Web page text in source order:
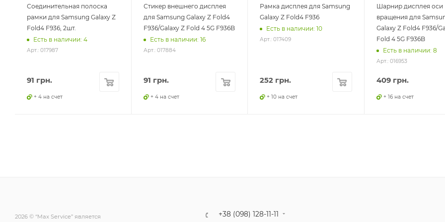
Соединительная полоска
рамки для Samsung Galaxy Z
Fold4 F936, 2шт.
Есть в наличии: 4
Арт.: 017987
91 грн.
+ 4 на счет
Стикер внешнего дисплея
для Samsung Galaxy Z Fold4
F936/Galaxy Z Fold 4 5G F936B
Есть в наличии: 16
Арт.: 017884
91 грн.
+ 4 на счет
Рамка дисплея для Samsung
Galaxy Z Fold4 F936
Есть в наличии: 10
Арт.: 017409
252 грн.
+ 10 на счет
Шарнир дисплея оси
вращения для
Galaxy Z Fold4 F936/
Fold 4 5G F936B
Есть в наличии: 8
Арт.: 016953
409грн.
+ 16 на счет
2026 © “Max Service” является +38 (098) 128-11-11